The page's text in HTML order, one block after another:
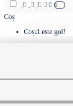
1
Coș
Coșul este gol!